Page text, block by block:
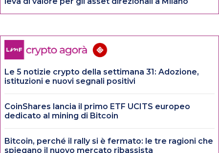
Le 5 notizie crypto della settimana 31: Adozione,
istituzioni e nuovi segnali positivi
CoinShares lancia il primo ETF UCITS europeo
dedicato al mining di Bitcoin
Bitcoin, perché il rally si è fermato: le tre ragioni che
spiegano il nuovo mercato ribassista